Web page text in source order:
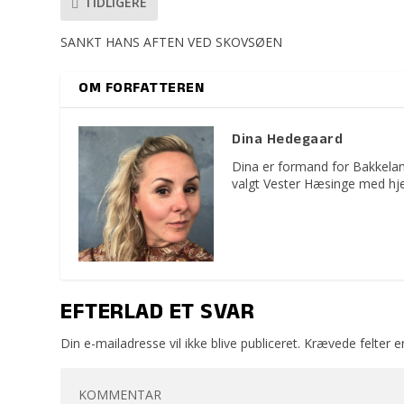
SANKT HANS AFTEN VED SKOVSØEN
OM FORFATTEREN
Dina Hedegaard
Dina er formand for
valgt Vester Hæsinge med
EFTERLAD ET SVAR
Din e-mailadresse vil ikke blive publiceret. Krævede felter